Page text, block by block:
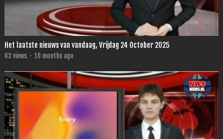
Het laatste nieuws van vandaag, Vrijdag 24 October 2025
63 views · 10 months ago